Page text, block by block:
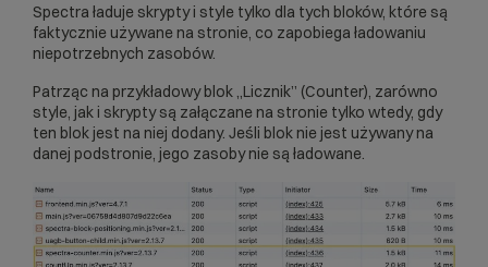
Spectra ładuje skrypty i style tylko dla tych bloków, które są
faktycznie używane na stronie, co zapobiega ładowaniu
niepotrzebnych zasobów.
Patrząc na przykładowy blok „Licznik” (Counter), zarówno
style, jak i skrypty są załączane na stronie tylko wtedy, gdy
ten blok jest na niej dodany. Jeśli blok nie jest używany na
danej podstronie, jego zasoby nie są ładowane.